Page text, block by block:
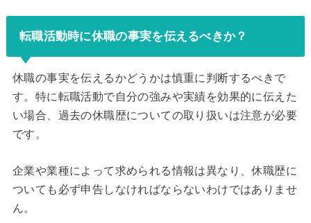
転職活動時に休職の事実を伝えるべきか？
休職の事実を伝えるかどうかは慎重に判断するべきで
す。特に転職活動で自分の強みや実績を効果的に伝えた
い場合、過去の休職歴についての取り扱いは注意が必要
です。
企業や業種によって求められる情報は異なり、休職歴に
ついても必ず申告しなければならないわけではありませ
ん。